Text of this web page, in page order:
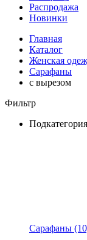
Распродажа
Новинки
Главная
Каталог
Женская
Сарафаны
с вырезом
Фильтр
Подкатегория
Сарафаны